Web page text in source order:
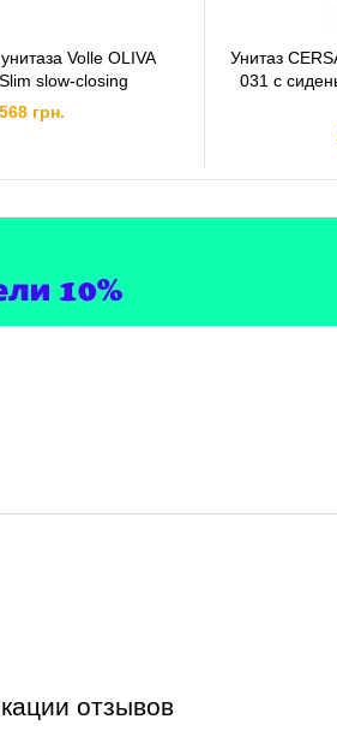
Volle OLIVA
slow-closing
грн.
Унитаз
031 с
отзывов